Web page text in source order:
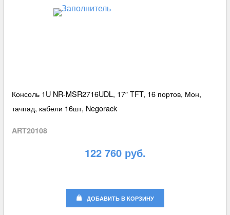
Консоль 1U NR-MSR2716UDL, 17″ TFT, 16 портов, Мон,
тачпад, кабели 16шт, Negorack
ART20108
122 760 руб.
ДОБАВИТЬ В КОРЗИНУ